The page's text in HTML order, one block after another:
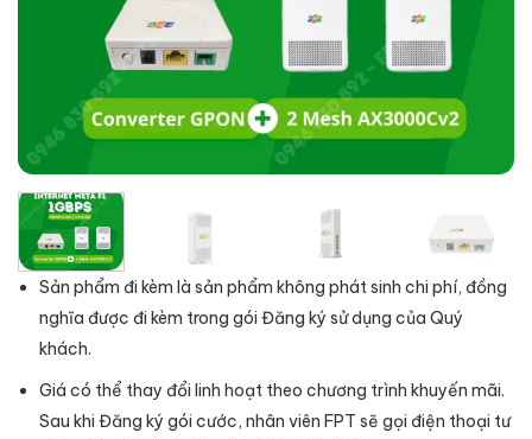
Sản phẩm đi kèm là sản phẩm không phát sinh chi phí, đồng
nghĩa được đi kèm trong gói Đăng ký sử dụng của Quý
khách.
Giá có thể thay đổi linh hoạt theo chương trình khuyến mãi.
Sau khi Đăng ký gói cước, nhân viên FPT sẽ gọi điện thoại tư